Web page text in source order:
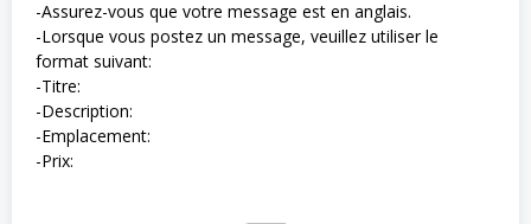
-Assurez-vous que votre message est en anglais.
-Lorsque vous postez un message, veuillez utiliser le
format suivant:
-Titre:
-Description:
-Emplacement:
-Prix: